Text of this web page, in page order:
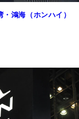
鴻海（ホンハイ）